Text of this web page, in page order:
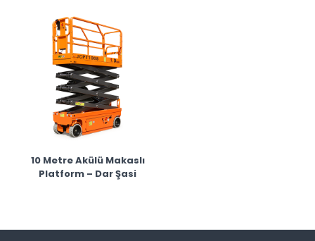
10 Metre Akülü Makaslı
Platform – Dar Şasi